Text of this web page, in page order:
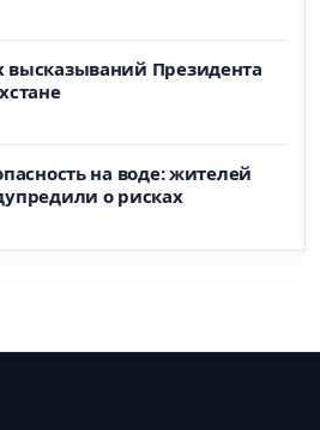
высказываний Президента
на воде: жителей
о рисках